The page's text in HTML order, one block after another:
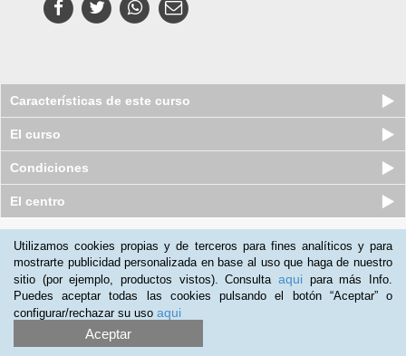
Características de este curso
El curso
Condiciones
El centro
Utilizamos cookies propias y de terceros para fines analíticos y para
mostrarte publicidad personalizada en base al uso que haga de nuestro
sitio (por ejemplo, productos vistos). Consulta aqui para más Info.
Puedes aceptar todas las cookies pulsando el botón “Aceptar” o
configurar/rechazar su uso aqui
Aceptar
Promociona tu negocio |Programa de Afiliación
2012-2026 Aprendum
LLámanos: